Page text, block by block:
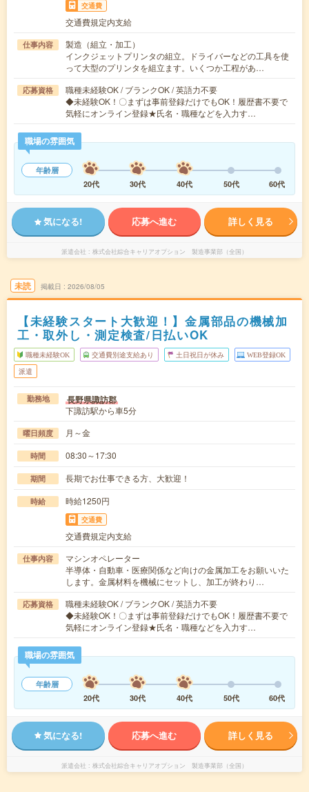
交通費
交通費規定内支給
仕事内容
製造（組立・加工）
インクジェットプリンタの組立。ドライバーなどの工具を使
って大型のプリンタを組立ます。いくつか工程があ…
応募資格
職種未経験OK / ブランクOK / 英語力不要
◆未経験OK！〇まずは事前登録だけでもOK！履歴書不要で
気軽にオンライン登録★氏名・職種などを入力す…
職場の雰囲気
年齢層
20代
30代 40代 50代 60代
気になる! 応募へ進む 詳しく見る
派遣会社 株式会社綜合キャリアオプション 製造事業部（全国）
未読 掲載日 2026/08/05
【未経験スタート大歓迎！】金属部品の機械加
工・取外し・測定検査/日払いOK
職種未経験OK 交通費別途支給あり 土日祝日が休み WEB登録OK
派遣
勤務地 長野県諏訪郡
下諏訪駅から車5分
曜日頻度 月～金
時間 08:30～17:30
期間 長期でお仕事できる方、大歓迎！
時給 時給1250円
交通費
交通費規定内支給
仕事内容
マシンオペレーター
半導体・自動車・医療関係など向けの金属加工をお願いいた
します。金属材料を機械にセットし、加工が終わり…
応募資格
職種未経験OK / ブランクOK / 英語力不要
◆未経験OK！〇まずは事前登録だけでもOK！履歴書不要で
気軽にオンライン登録★氏名・職種などを入力す…
職場の雰囲気
年齢層
20代
30代 40代 50代 60代
気になる! 応募へ進む 詳しく見る
派遣会社 株式会社綜合キャリアオプション 製造事業部（全国）